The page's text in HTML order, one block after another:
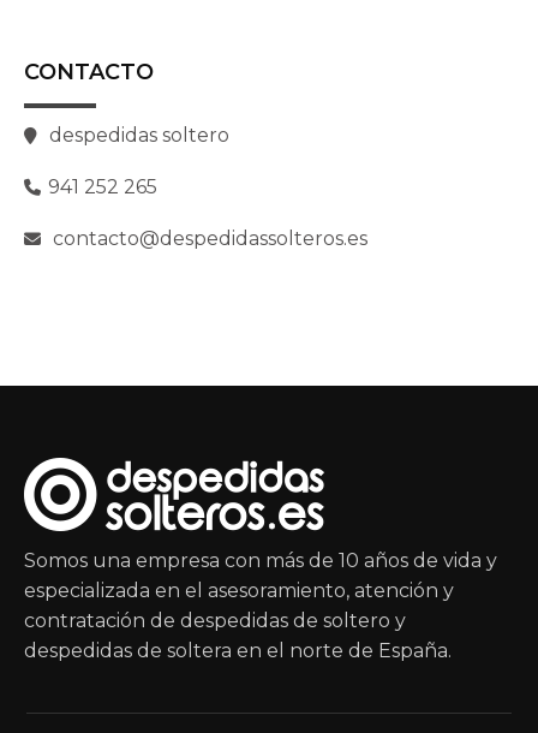
CONTACTO
despedidas soltero
941 252 265
contacto@despedidassolteros.es
Somos una empresa con más de 10 años de vida y
especializada en el asesoramiento, atención y
contratación de despedidas de soltero y
despedidas de soltera en el norte de España.